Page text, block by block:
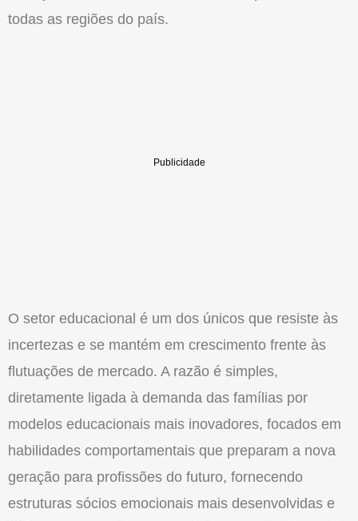
todas as regiões do país.
O setor educacional é um dos únicos que resiste às
incertezas e se mantém em crescimento frente às
flutuações de mercado. A razão é simples,
diretamente ligada à demanda das famílias por
modelos educacionais mais inovadores, focados em
habilidades comportamentais que preparam a nova
geração para profissões do futuro, fornecendo
estruturas sócios emocionais mais desenvolvidas e